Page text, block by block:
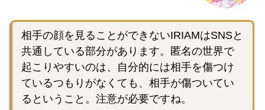
相手の顔を見ることができないIRIAMはSNSと
共通している部分があります。匿名の世界で
起こりやすいのは、自分的には相手を傷つけ
ているつもりがなくても、相手が傷ついてい
るということ。注意が必要ですね。